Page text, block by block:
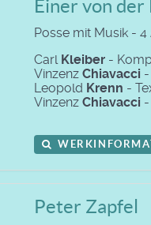
Einer von der
Posse mit Musik - 4
Carl Kleiber -
Vinzenz Chiavacci
Leopold Krenn -
Vinzenz Chiavacci
Peter Zapfel